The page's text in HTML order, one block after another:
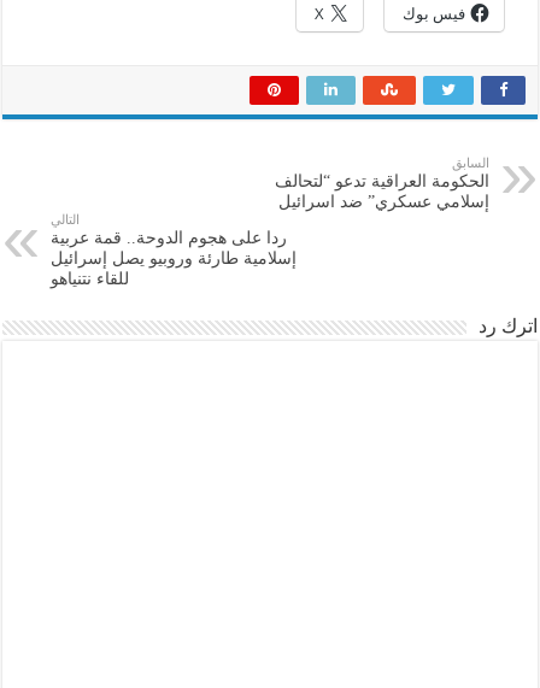
فيس بوك X
السابق
الحكومة العراقية تدعو “لتحالف
إسلامي عسكري” ضد اسرائيل
التالي
ردا على هجوم الدوحة.. قمة عربية
إسلامية طارئة وروبيو يصل إسرائيل
للقاء نتنياهو
اترك رد